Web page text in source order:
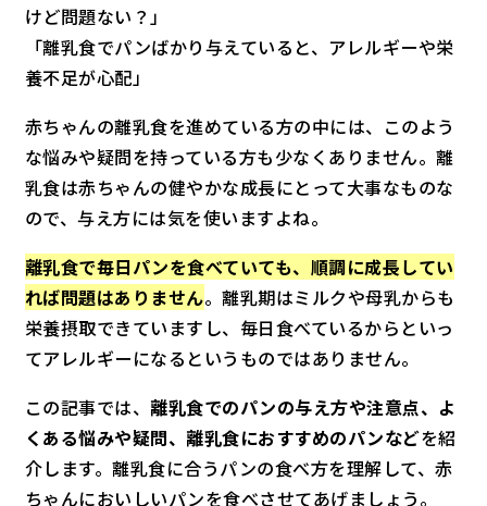
けど問題ない？」
「離乳食でパンばかり与えていると、アレルギーや栄
養不足が心配」
赤ちゃんの離乳食を進めている方の中には、このよう
な悩みや疑問を持っている方も少なくありません。離
乳食は赤ちゃんの健やかな成長にとって大事なものな
ので、与え方には気を使いますよね。
離乳食で毎日パンを食べていても、順調に成長してい
れば問題はありません。離乳期はミルクや母乳からも
栄養摂取できていますし、毎日食べているからといっ
てアレルギーになるというものではありません。
この記事では、 離乳食でのパンの与え方や注意点、よ
くある悩みや疑問、離乳食におすすめのパンなどを紹
介します。離乳食に合うパンの食べ方を理解して、赤
ちゃんにおいしいパンを食べさせてあげましょう。